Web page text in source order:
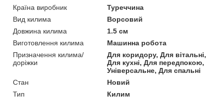
Країна виробник
Туреччина
Вид килима
Ворсовий
Довжина килима
1.5 см
Виготовлення килима
Машинна робота
Призначення килима/
доріжки
Для коридору, Для вітальні,
Для кухні, Для передпокою,
Універсальне, Для спальні
Стан
Новий
Тип
Килим